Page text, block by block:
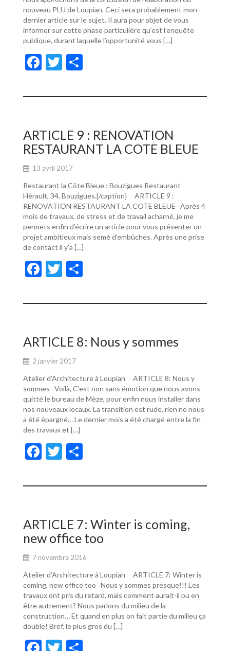
nouveau PLU de Loupian. Ceci sera probablement mon
dernier article sur le sujet. Il aura pour objet de vous
informer sur cette phase particulière qu’est l’enquête
publique, durant laquelle l’opportunité vous […]
F
e
o
o
k
T
itt ta
er
ARTICLE 9 : RENOVATION
RESTAURANT LA COTE BLEUE
13 avril 2017
Restaurant la Côte Bleue : Bouzigues Restaurant
Hérault, 34, Bouzigues.[/caption] ARTICLE 9 :
RENOVATION RESTAURANT LA COTE BLEUE Après 4
mois de travaux, de stress et de travail acharné, je me
permets enfin d’écrire un article pour vous présenter un
projet ambitieux mais semé d’embûches. Après une prise
de contact il y’a […]
F
e
o
o
k
T
itt ta
er
ARTICLE 8: Nous y sommes
2 janvier 2017
Atelier d’Architecture à Loupian ARTICLE 8: Nous y
sommes Voilà, C’est non sans émotion que nous avons
quitté le bureau de Mèze, pour enfin nous installer dans
nos nouveaux locaux. La transition est rude, rien ne nous
a été épargné… Le dernier mois a été chargé entre la fin
des travaux et […]
F
e
o
o
k
T
itt ta
er
ARTICLE 7: Winter is coming,
new office too
7 novembre 2016
Atelier d’Architecture à Loupian ARTICLE 7: Winter is
coming, new office too Nous y sommes presque!!! Les
travaux ont pris du retard, mais comment aurait-il pu en
être autrement? Nous parlons du milieu de la
construction… Et quand en plus on fait partie du milieu ça
double! Bref, le plus gros du […]